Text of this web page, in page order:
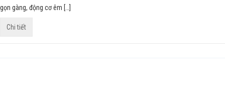
gọn gàng, động cơ êm […]
Chi tiết